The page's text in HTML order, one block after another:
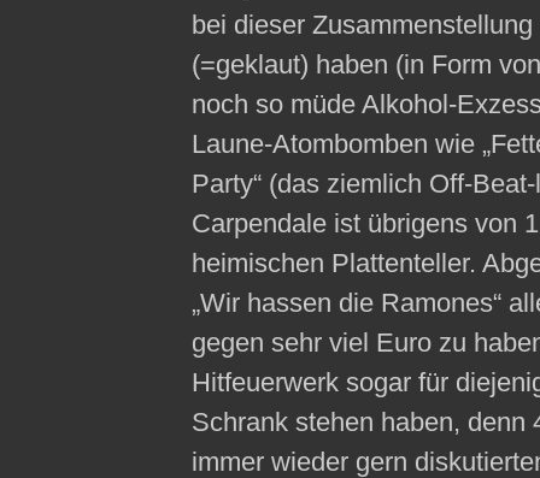
bei dieser
(=geklaut) haben (in Form
noch so müde Alkohol-
Laune-Atombomben wie
Party“ (das ziemlich Off-
Carpendale ist übrigens von
heimischen Plattenteller.
„Wir hassen die Ramones“
gegen sehr viel Euro zu
Hitfeuerwerk sogar für
Schrank stehen haben, denn
immer wieder gern